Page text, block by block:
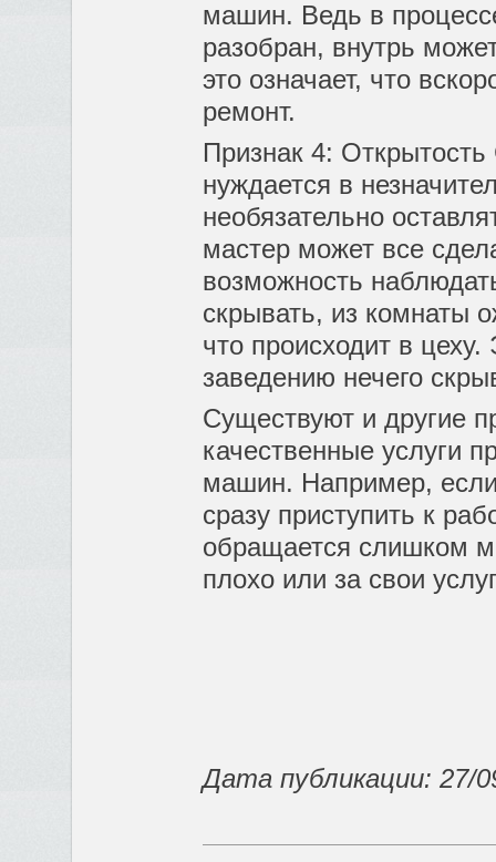
машин. Ведь в
разобран, внутрь
это означает, что
ремонт.
Признак 4:
нуждается в
необязательно
мастер может все
возможность
скрывать, из комнаты
что происходит в
заведению нечего
Существуют и другие
качественные услуги
машин. Например,
сразу приступить к
обращается слишком
плохо или за свои
Дата публикации: 27/